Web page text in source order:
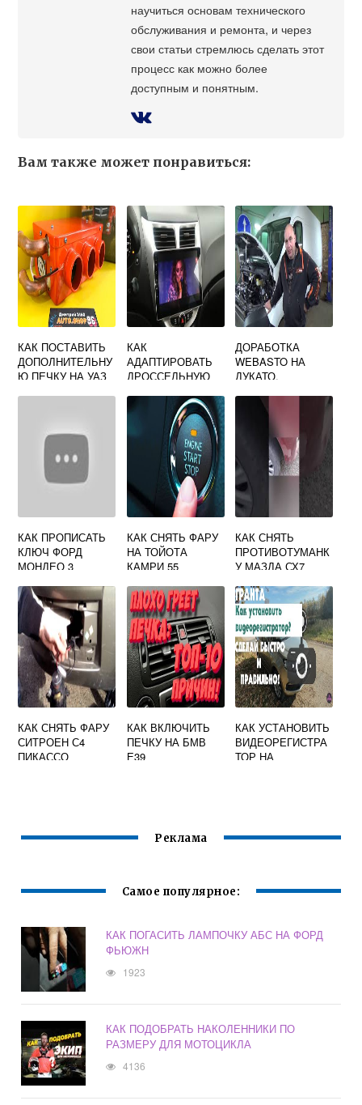
научиться основам технического
обслуживания и ремонта, и через
свои статьи стремлюсь сделать этот
процесс как можно более
доступным и понятным.
Вам также может понравиться:
КАК ПОСТАВИТЬ
ДОПОЛНИТЕЛЬНУ
Ю ПЕЧКУ НА УАЗ
КАК
АДАПТИРОВАТЬ
ДРОССЕЛЬНУЮ
ХЕНДАЙ
СОЛЯРИС
ДОРАБОТКА
WEBASTO НА
ДУКАТО,
БОКСЕР
КАК ПРОПИСАТЬ
КЛЮЧ ФОРД
МОНДЕО 3
КАК СНЯТЬ ФАРУ
НА ТОЙОТА
КАМРИ 55
КАК СНЯТЬ
ПРОТИВОТУМАНК
У МАЗДА СХ7
КАК СНЯТЬ ФАРУ
СИТРОЕН С4
ПИКАССО
КАК ВКЛЮЧИТЬ
ПЕЧКУ НА БМВ
Е39
КАК УСТАНОВИТЬ
ВИДЕОРЕГИСТРА
ТОР НА
Реклама
Самое популярное:
КАК ПОГАСИТЬ ЛАМПОЧКУ АБС НА ФОРД
ФЬЮЖН
1923
КАК ПОДОБРАТЬ НАКОЛЕННИКИ ПО
РАЗМЕРУ ДЛЯ МОТОЦИКЛА
4136